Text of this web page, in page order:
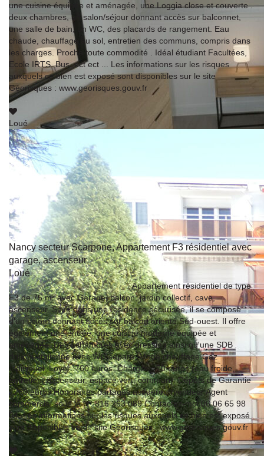
une cuisine équipée et aménagée, une Loggia close et couverte .
deux chambres, un salon/séjour donnant accès sur balconnet,
une salle de bain, un WC, des placards de rangement. Eau
chaude, chauffage au sol, entretien des communs, compris dans
les charges. Proche toute commodité . Idéal étudiant Facultées,
Ecole IRTS. Bus ,ect ect ... Les informations sur les risques
auxquels ce bien est exposé sont disponibles sur le site
Géorisques : www.georisques.gouv.fr
Loué
Nancy secteur Scarpone, Appartement F3 résidentiel avec
garage, ascenseur
Loué
54000 NANCY
Appartement résidentiel de type
F3 de 75 m² avec Garage, balcon, jardin collectif, cave,
ascenseur. Situé dans une résidence sécurisée, il se compose
d'un séjour donnant accès sur balcon orienté Sud-ouest. Il offre
également une entrée, une cuisine moderne équipée et
aménagée. Deux chambres avec dressing ainsi qu'une SDB
douche italienne avec WC séparé. Mode chauffage Gaz
Individuel. Loyer :760 euros. Charges : 70 euros (eau froide,
entretien, ascenseur, espace vert, commun). Dépôts de Garantie
: 760 euros Honoraires partagés acquéreur/vendeur Agent
commercial sous le N° 816 263 089 Contactez-moi 06 06 65 98
04. Les informations sur les risques auxquels ce bien est exposé
sont disponibles sur le site Géorisques : www.georisques.gouv.fr